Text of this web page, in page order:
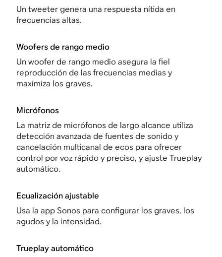
Un tweeter genera una respuesta nítida en
frecuencias altas.
Woofers de rango medio
Un woofer de rango medio asegura la fiel
reproducción de las frecuencias medias y
maximiza los graves.
Micrófonos
La matriz de micrófonos de largo alcance utiliza
detección avanzada de fuentes de sonido y
cancelación multicanal de ecos para ofrecer
control por voz rápido y preciso, y ajuste Trueplay
automático.
Ecualización ajustable
Usa la app Sonos para configurar los graves, los
agudos y la intensidad.
Trueplay automático